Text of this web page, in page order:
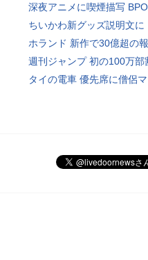
深夜アニメに喫煙描写
ちいかわ新グッズ説明文に
ホランド 新作で30億超の
週刊ジャンプ 初の100万部
タイの電車 優先席に僧侶